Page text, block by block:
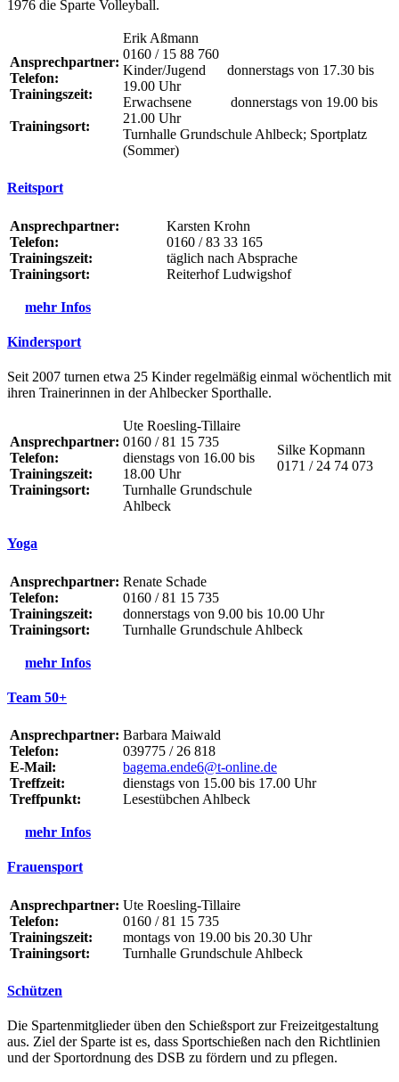
1976 die Sparte Volleyball.
Ansprechpartner:
Telefon:
Trainingszeit:
Trainingsort:
Erik Aßmann
0160 / 15 88 760
Kinder/Jugend donnerstags von 17.30 bis
19.00 Uhr
Erwachsene donnerstags von 19.00 bis
21.00 Uhr
Turnhalle Grundschule Ahlbeck; Sportplatz
(Sommer)
Reitsport
Ansprechpartner:
Telefon:
Trainingszeit:
Trainingsort:
Karsten Krohn
0160 / 83 33 165
täglich nach Absprache
Reiterhof Ludwigshof
mehr Infos
Kindersport
Seit 2007 turnen etwa 25 Kinder regelmäßig einmal wöchentlich mit
ihren Trainerinnen in der Ahlbecker Sporthalle.
Ansprechpartner:
Telefon:
Trainingszeit:
Trainingsort:
Ute Roesling-Tillaire
0160 / 81 15 735
dienstags von 16.00 bis
18.00 Uhr
Turnhalle Grundschule
Ahlbeck
Silke Kopmann
0171 / 24 74 073
Yoga
Ansprechpartner:
Telefon:
Trainingszeit:
Trainingsort:
Renate Schade
0160 / 81 15 735
donnerstags von 9.00 bis 10.00 Uhr
Turnhalle Grundschule Ahlbeck
mehr Infos
Team 50+
Ansprechpartner:
Telefon:
E-Mail:
Treffzeit:
Treffpunkt:
Barbara Maiwald
039775 / 26 818
bagema.ende6@t-online.de
dienstags von 15.00 bis 17.00 Uhr
Lesestübchen Ahlbeck
mehr Infos
Frauensport
Ansprechpartner:
Telefon:
Trainingszeit:
Trainingsort:
Ute Roesling-Tillaire
0160 / 81 15 735
montags von 19.00 bis 20.30 Uhr
Turnhalle Grundschule Ahlbeck
Schützen
Die Spartenmitglieder üben den Schießsport zur Freizeitgestaltung
aus. Ziel der Sparte ist es, dass Sportschießen nach den Richtlinien
und der Sportordnung des DSB zu fördern und zu pflegen.